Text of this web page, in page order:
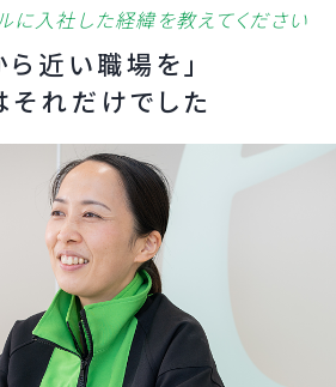
に入社した経緯を教えてください
ら近い職場を」
それだけでした